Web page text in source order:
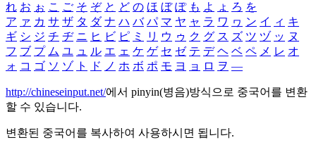
れ お ぉ こ ご そ ぞ と ど の ほ ぼ ぽ も よ ょ ろ を
ア ァ カ サ ザ タ ダ ナ ハ バ パ マ ヤ ャ ラ ワ ヮ ン イ ィ キ
ギ シ ジ チ ヂ ニ ヒ ビ ピ ミ リ ウ ゥ ク グ ス ズ ツ ヅ ッ ヌ
フ ブ プ ム ユ ュ ル エ ェ ケ ゲ セ ゼ テ デ ヘ ベ ペ メ レ オ
ォ コ ゴ ソ ゾ ト ド ノ ホ ボ ポ モ ヨ ョ ロ ヲ ―
http://chineseinput.net/에서 pinyin(병음)방식으로 중국어를 변환
할 수 있습니다.
변환된 중국어를 복사하여 사용하시면 됩니다.